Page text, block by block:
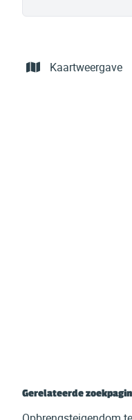
Kaartweergave
Gerelateerde